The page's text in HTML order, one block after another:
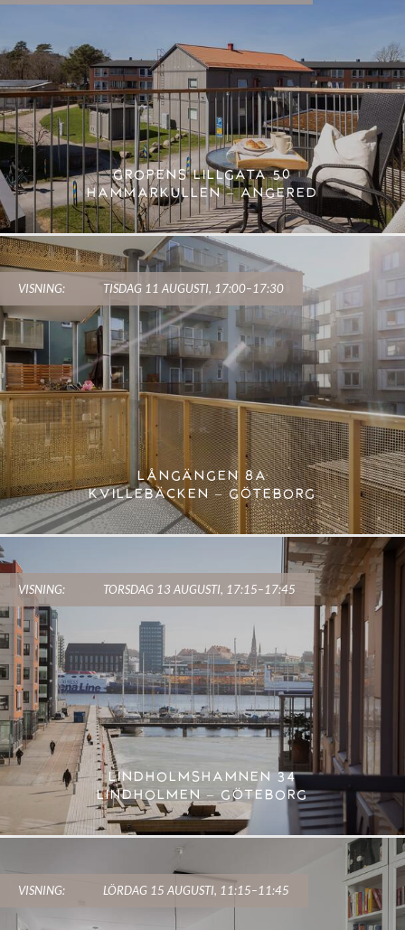
GROPENS LILLGATA 50
HAMMARKULLEN – ANGERED
VISNING: TISDAG 11 AUGUSTI, 17:00–17:30
LÅNGÄNGEN 8A
KVILLEBÄCKEN – GÖTEBORG
VISNING: TORSDAG 13 AUGUSTI, 17:15–17:45
LINDHOLMSHAMNEN 34
LINDHOLMEN – GÖTEBORG
VISNING: LÖRDAG 15 AUGUSTI, 11:15–11:45